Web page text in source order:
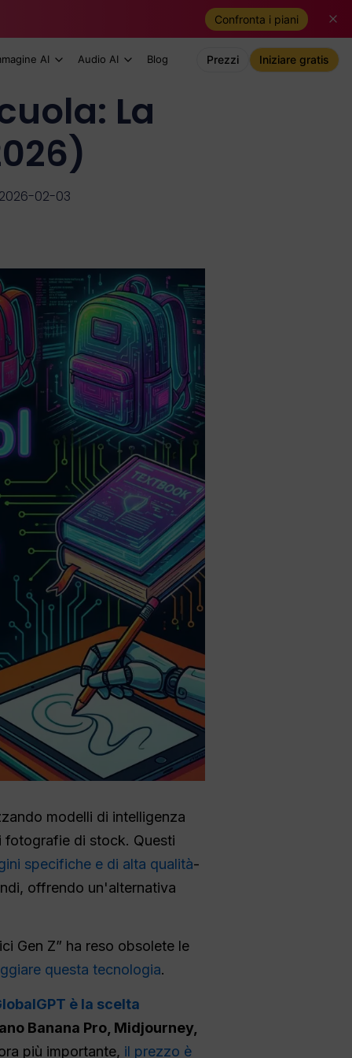
Confronta i piani
AI Audio AI Blog Prezzi Iniziare gratis
La
02-03
modelli di intelligenza
fotografie di stock. Questi
specifiche e di alta qualità-
offrendo un'alternativa
Gen Z” ha reso obsolete le
questa tecnologia.
è la scelta
Banana Pro, Midjourney,
più importante, il prezzo è